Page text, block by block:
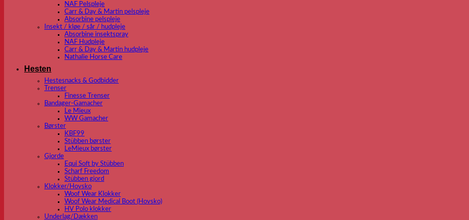
NAF Pelspleje
Carr & Day & Martin pelspleje
Absorbine pelspleje
Insekt / kløe / sår / hudpleje
Absorbine insektspray
NAF Hudpleje
Carr & Day & Martin hudpleje
Nathalie Horse Care
Hesten
Hestesnacks & Godbidder
Trenser
Finesse Trenser
Bandager-Gamacher
Le Mieux
WW Gamacher
Børster
KBF99
Stübben børster
LeMieux børster
Gjorde
Equi Soft by Stübben
Scharf Freedom
Stübben gjord
Klokker/Hovsko
Woof Wear Klokker
Woof Wear Medical Boot (Hovsko)
HV Polo klokker
Underlag/Dækken